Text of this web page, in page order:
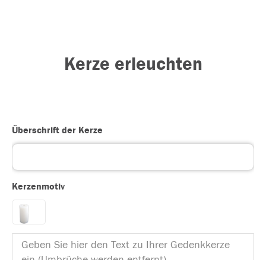
Kerze erleuchten
Überschrift der Kerze
Kerzenmotiv